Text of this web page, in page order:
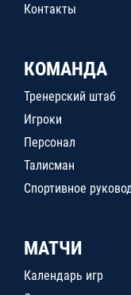
Контакты
КОМАНДА
Тренерский штаб
Игроки
Персонал
Талисман
Спортивное
МАТЧИ
Календарь игр